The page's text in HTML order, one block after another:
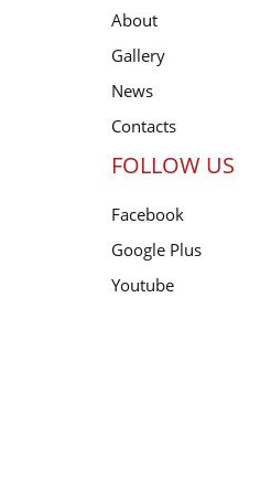
About
Gallery
News
Contacts
FOLLOW US
Facebook
Google Plus
Youtube